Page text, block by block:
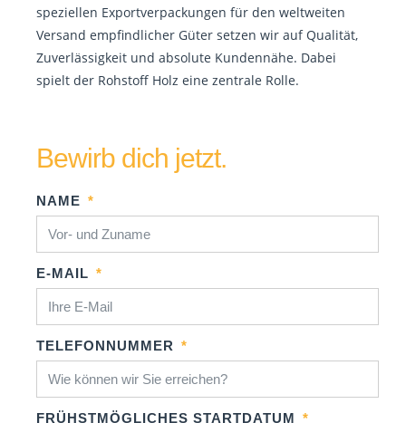
speziellen Exportverpackungen für den weltweiten
Versand empfindlicher Güter setzen wir auf Qualität,
Zuverlässigkeit und absolute Kundennähe. Dabei
spielt der Rohstoff Holz eine zentrale Rolle.
Bewirb dich jetzt.
NAME
E-MAIL
TELEFONNUMMER
FRÜHSTMÖGLICHES STARTDATUM